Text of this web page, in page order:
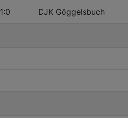
1:0 DJK Göggelsbuch